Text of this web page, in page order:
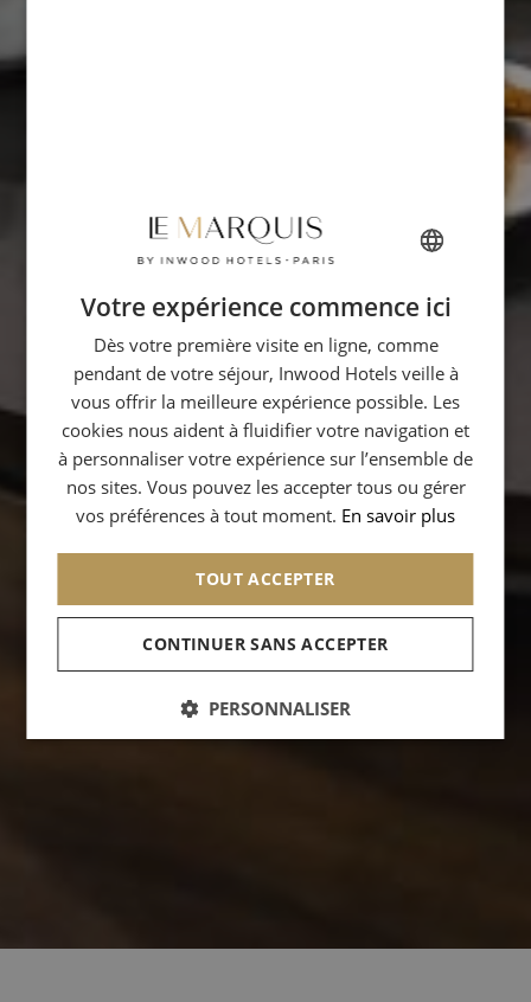
FRENCH
ENGLISH
ITALIAN
GERMAN
SPANISH
CHINESE (SIMPLIFIED)
Votre expérience commence ici
Dès votre première visite en ligne, comme
pendant de votre séjour, Inwood Hotels veille à
vous offrir la meilleure expérience possible. Les
cookies nous aident à fluidifier votre navigation et
à personnaliser votre expérience sur l’ensemble de
nos sites. Vous pouvez les accepter tous ou gérer
vos préférences à tout moment. En savoir plus
TOUT ACCEPTER
CONTINUER SANS ACCEPTER
PERSONNALISER